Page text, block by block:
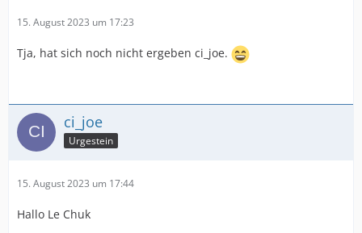
15. August 2023 um 17:23
Tja, hat sich noch nicht ergeben ci_joe.
ci_joe
Urgestein
15. August 2023 um 17:44
Hallo Le Chuk